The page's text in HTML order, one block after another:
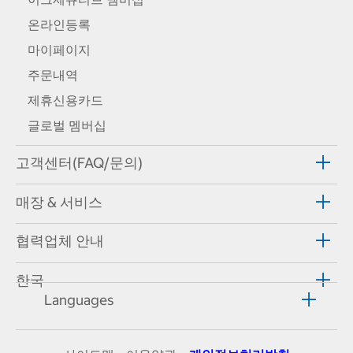
온라인등록
마이페이지
주문내역
제휴신용카드
글로벌 멤버십
고객센터(FAQ/문의)
매장 & 서비스
협력업체 안내
한국
Languages